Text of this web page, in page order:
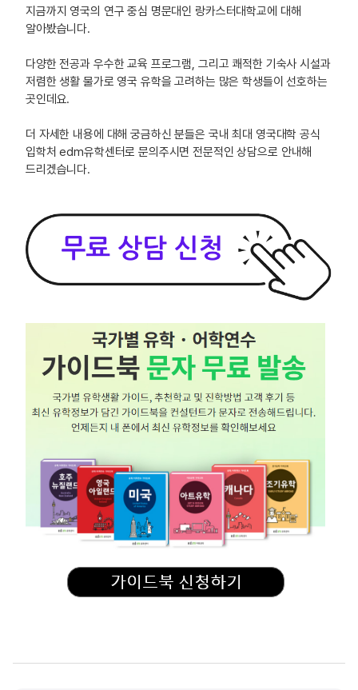
지금까지 영국의 연구 중심 명문대인 랑카스터대학교에 대해
알아봤습니다.
다양한 전공과 우수한 교육 프로그램, 그리고 쾌적한 기숙사 시설과
저렴한 생활 물가로 영국 유학을 고려하는 많은 학생들이 선호하는
곳인데요.
더 자세한 내용에 대해 궁금하신 분들은 국내 최대 영국대학 공식
입학처 edm유학센터로 문의주시면 전문적인 상담으로 안내해
드리겠습니다.